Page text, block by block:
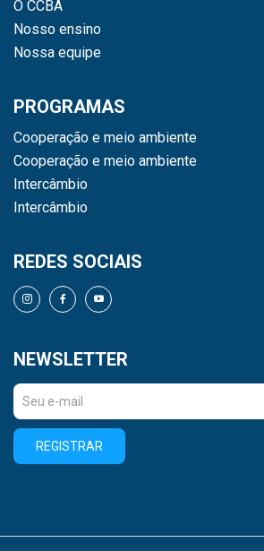
O CCBA
Nosso ensino
Nossa equipe
PROGRAMAS
Cooperação e meio ambiente
Cooperação e meio ambiente
Intercâmbio
Intercâmbio
REDES SOCIAIS
NEWSLETTER
REGISTRAR